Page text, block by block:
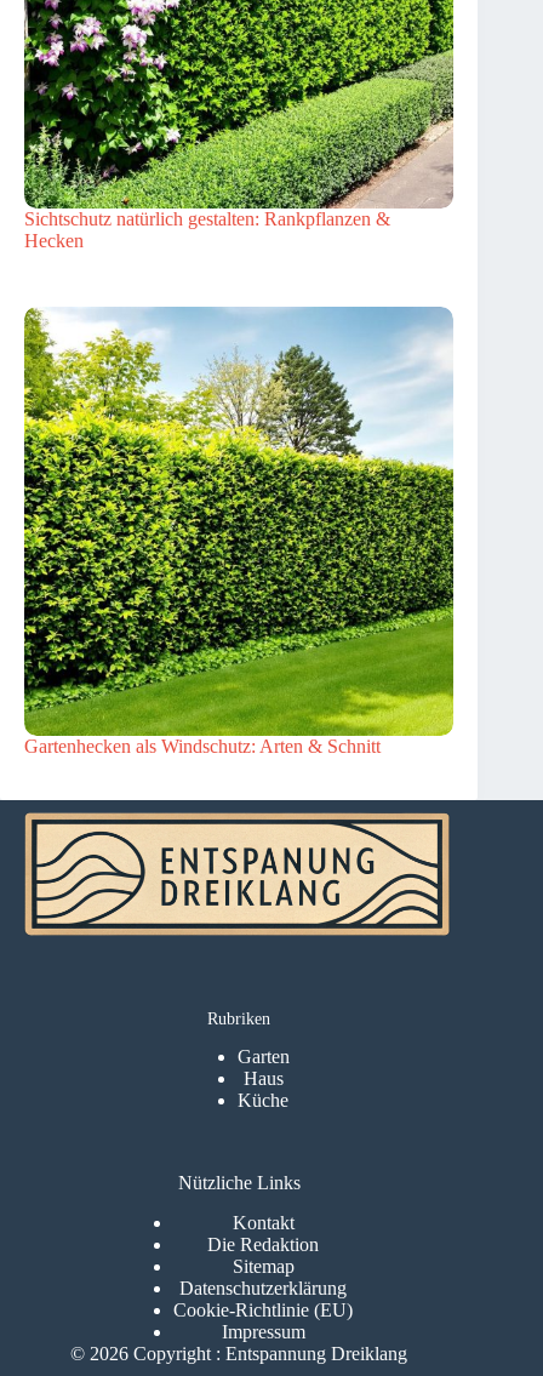
Sichtschutz natürlich gestalten: Rankpflanzen &
Hecken
Gartenhecken als Windschutz: Arten & Schnitt
Rubriken
Garten
Haus
Küche
Nützliche Links
Kontakt
Die Redaktion
Sitemap
Datenschutzerklärung
Cookie-Richtlinie (EU)
Impressum
© 2026 Copyright : Entspannung Dreiklang